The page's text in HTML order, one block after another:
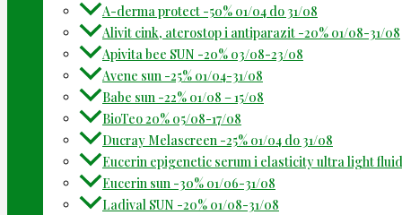
A-derma protect -50% 01/04 do 31/08
Alivit cink, aterostop i antiparazit -20% 01/08-31/08
Apivita bee SUN -20% 03/08-23/08
Avene sun -25% 01/04-31/08
Babe sun -22% 01/08 – 15/08
BioTeo 20% 05/08-17/08
Ducray Melascreen -25% 01/04 do 31/08
Eucerin epigenetic serum i elasticity ultra light
Eucerin sun -30% 01/06-31/08
Ladival SUN -20% 01/08-31/08